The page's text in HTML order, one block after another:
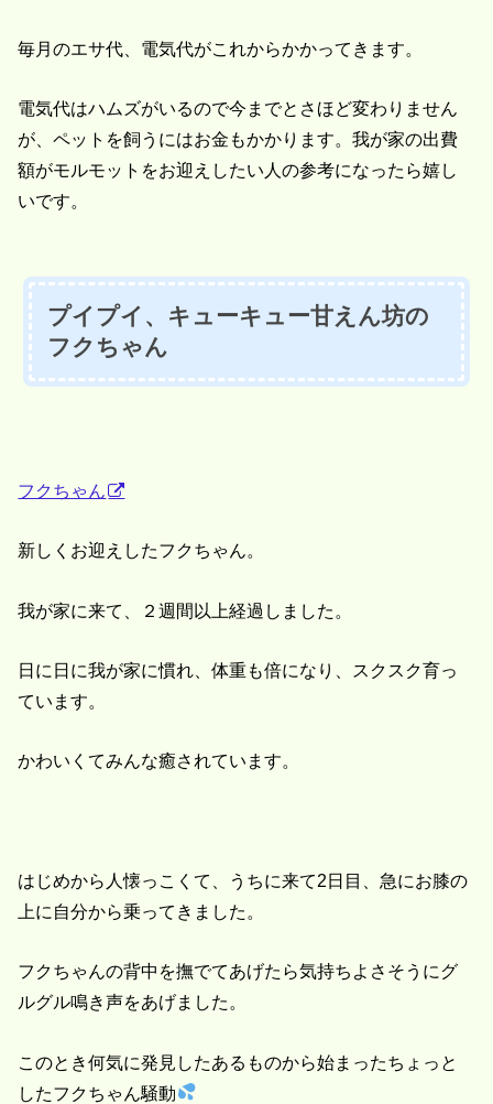
毎月のエサ代、電気代がこれからかかってきます。
電気代はハムズがいるので今までとさほど変わりません
が、ペットを飼うにはお金もかかります。我が家の出費
額がモルモットをお迎えしたい人の参考になったら嬉し
いです。
プイプイ、キューキュー甘えん坊の
フクちゃん
フクちゃん
新しくお迎えしたフクちゃん。
我が家に来て、２週間以上経過しました。
日に日に我が家に慣れ、体重も倍になり、スクスク育っ
ています。
かわいくてみんな癒されています。
はじめから人懐っこくて、うちに来て2日目、急にお膝の
上に自分から乗ってきました。
フクちゃんの背中を撫でてあげたら気持ちよさそうにグ
ルグル鳴き声をあげました。
このとき何気に発見したあるものから始まったちょっと
したフクちゃん騒動